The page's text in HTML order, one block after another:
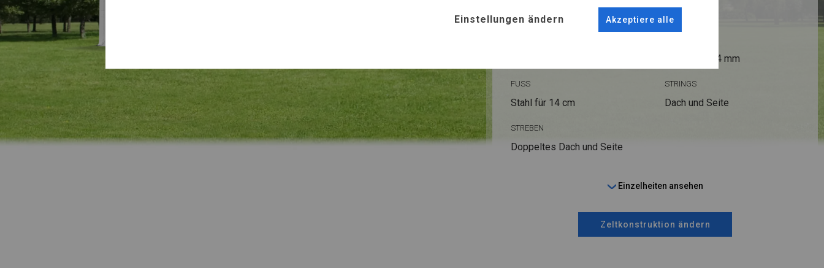
fi 54 mm
FUSS
Stahl für 14 cm
STRINGS
Dach und Seite
STREBEN
Doppeltes Dach und Seite
Einzelheiten ansehen
Zeltkonstruktion ändern
Einstellungen ändern Akzeptiere alle